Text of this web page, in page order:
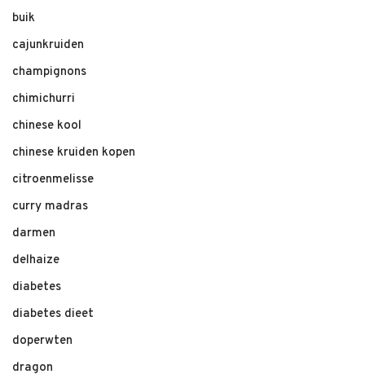
buik
cajunkruiden
champignons
chimichurri
chinese kool
chinese kruiden kopen
citroenmelisse
curry madras
darmen
delhaize
diabetes
diabetes dieet
doperwten
dragon